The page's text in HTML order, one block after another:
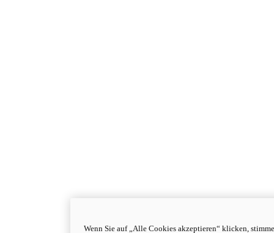
Wenn Sie auf „Alle Cookies akzeptieren“ klicken,